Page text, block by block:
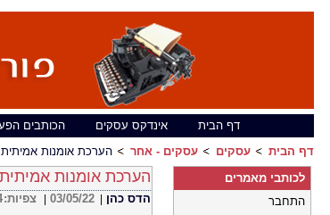
דף הבית אינדקס עסקים הכותבים
דף הבית
עסקים עסקים - אחר הערכת אומנות אמיתית
הערכת אומנות אמיתית
הדס כהן 03/05/22 צפיות:
לכותבי מאמרים
התחבר